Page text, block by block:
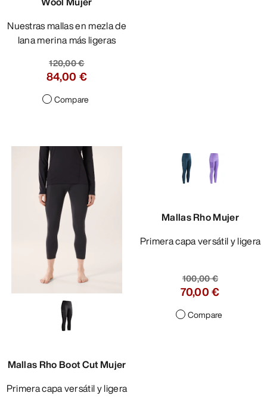
Nuestras mallas en mezla de
lana merina más ligeras
120,00 €
84,00 €
Compare
Mallas Rho Boot Cut Mujer
Primera capa versátil y ligera
Mallas Rho Mujer
Primera capa versátil y ligera
100,00 €
70,00 €
Compare